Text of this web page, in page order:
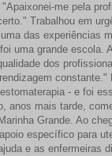
me pela
Trabalhou em
das experiências
uma grande escola.
dos
constante."
- e foi
anos mais tarde,
Grande. Ao
específico para
e as enfermeiras